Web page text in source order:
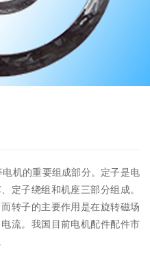
机的重要组成部分。定子是电
定子绕组和机座三部分组成。
转子的主要作用是在旋转磁场
流。我国目前电机配件配件市